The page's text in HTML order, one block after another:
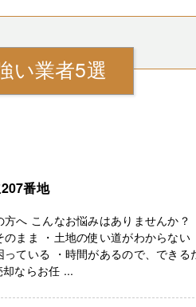
い業者5選
番地
方へ こんなお悩みはありませんか
まま ・土地の使い道がわからない
ている ・時間があるので、できる
ならお任 ...